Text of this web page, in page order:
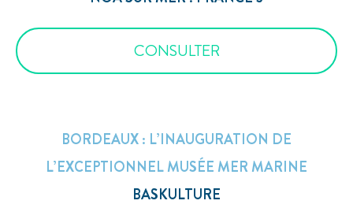
CONSULTER
BORDEAUX : L’INAUGURATION DE
L’EXCEPTIONNEL MUSÉE MER MARINE
BASKULTURE